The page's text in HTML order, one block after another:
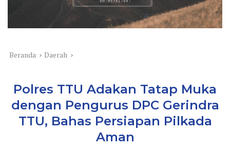
Beranda Daerah
Polres TTU Adakan Tatap Muka
dengan Pengurus DPC Gerindra
TTU, Bahas Persiapan Pilkada
Aman